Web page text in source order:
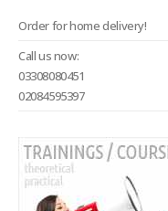
Order for home delivery!
Call us now:
03308080451
02084595397